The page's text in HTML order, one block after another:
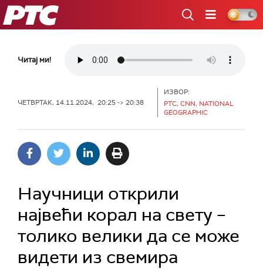
РТС
Читај ми!
ЧЕТВРТАК, 14.11.2024, 20:25 -> 20:38
ИЗВОР:
РТС, CNN, NATIONAL
GEOGRAPHIC
Научници открили
највећи корал на свету –
толико велики да се може
видети из свемира